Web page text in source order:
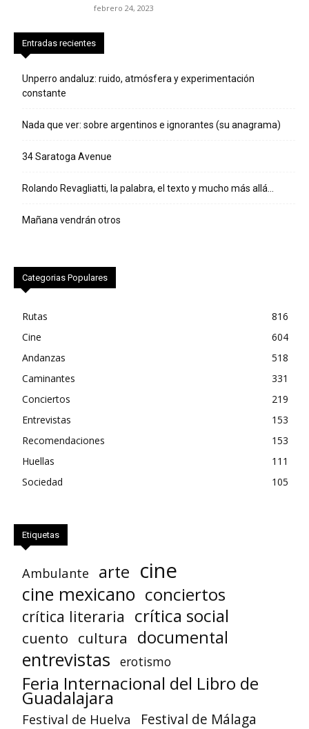
febrero 24, 2023
Entradas recientes
Unperro andaluz: ruido, atmósfera y experimentación
constante
Nada que ver: sobre argentinos e ignorantes (su anagrama)
34 Saratoga Avenue
Rolando Revagliatti, la palabra, el texto y mucho más allá…
Mañana vendrán otros
Categorias Populares
Rutas
816
Cine
604
Andanzas
518
Caminantes
331
Conciertos
219
Entrevistas
153
Recomendaciones
153
Huellas
111
Sociedad
105
Etiquetas
Ambulante arte cine
cine mexicano conciertos
crítica literaria crítica social
cuento cultura documental
entrevistas erotismo
Feria Internacional del Libro de
Guadalajara
Festival de Huelva Festival de Málaga